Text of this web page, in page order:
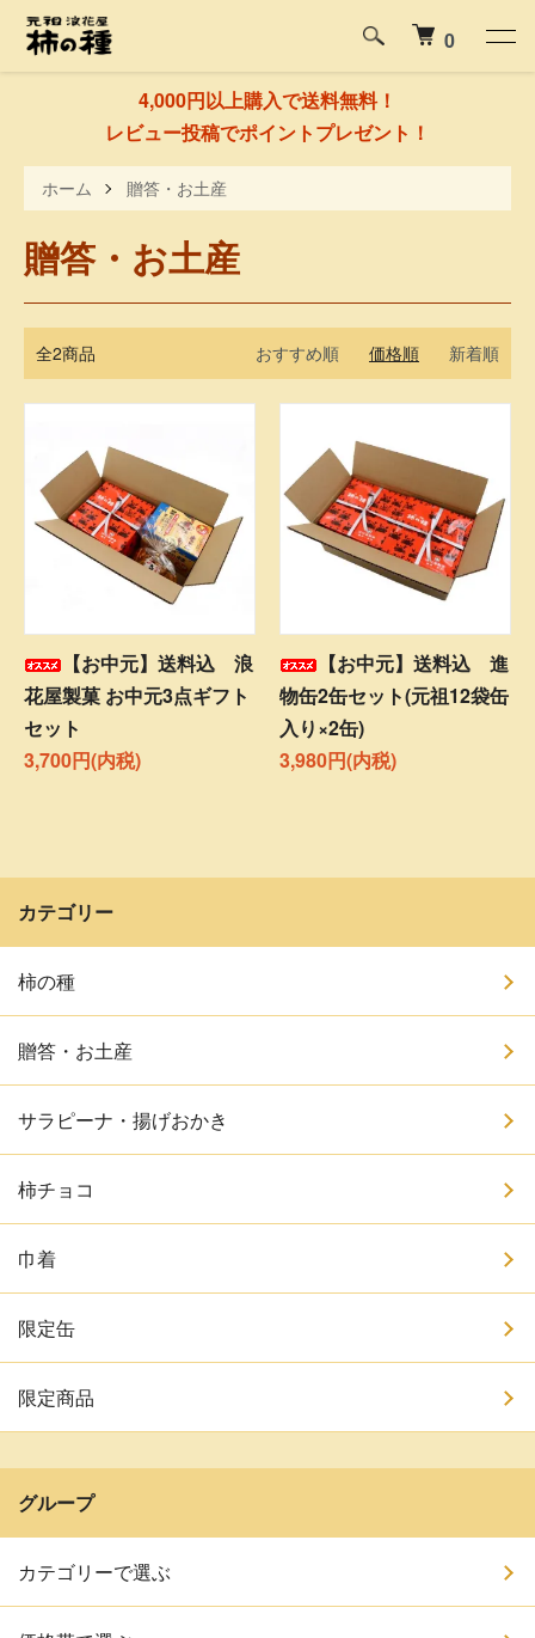
4,000円以上購入で送料無料！
レビュー投稿でポイントプレゼント！
0
ホーム 贈答・お土産
贈答・お土産
全2商品 おすすめ順 価格順 新着順
【お中元】送料込 浪
花屋製菓 お中元3点ギフト
セット
3,700円(内税)
【お中元】送料込 進
物缶2缶セット(元祖12袋缶
入り×2缶)
3,980円(内税)
カテゴリー
柿の種
贈答・お土産
サラピーナ・揚げおかき
柿チョコ
巾着
限定缶
限定商品
グループ
カテゴリーで選ぶ